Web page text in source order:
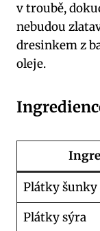
v troubě,
nebudou
dresinkem z
oleje.
Plátky šunky
Plátky sýra